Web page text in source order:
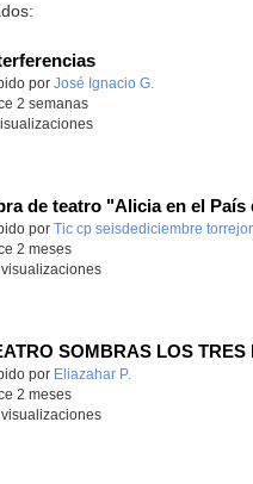
educativo.
por José Ignacio G.
2 semanas
educativo.
por Tic cp seisdediciembre
2 meses
educativo.
por Eliazahar P.
2 meses